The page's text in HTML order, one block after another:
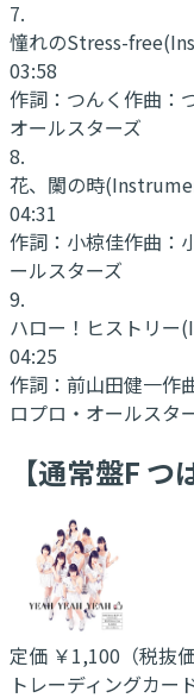
7.
憧れのStress-free
03:58
作詞： つんく 作曲：
オールスターズ
8.
花、闌の時
04:31
作詞： 小椋佳作曲：
ールスターズ
9.
ハロー！ヒストリー
04:25
作詞： 前山田健一作
ロプロ・オールスタ
【通常盤F つ
定価 ￥1,100 （税抜
トレーディングカー